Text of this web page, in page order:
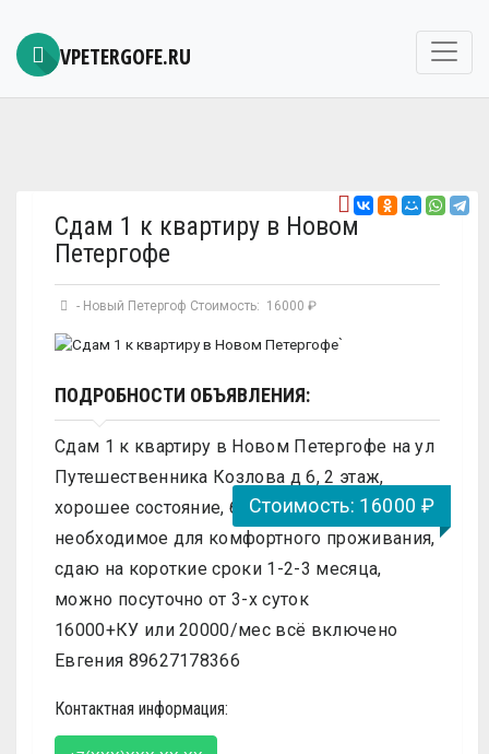
VPETERGOFE.RU
Сдам 1 к квартиру в Новом
Петергофе
- Новый Петергоф Стоимость: 16000 ₽
Стоимость: 16000 ₽
`
ПОДРОБНОСТИ ОБЪЯВЛЕНИЯ:
Сдам 1 к квартиру в Новом Петергофе на ул
Путешественника Козлова д 6, 2 этаж,
хорошее состояние, балкон, есть всё
необходимое для комфортного проживания,
сдаю на короткие сроки 1-2-3 месяца,
можно посуточно от 3-х суток
16000+КУ или 20000/мес всё включено
Евгения 89627178366
Контактная информация: